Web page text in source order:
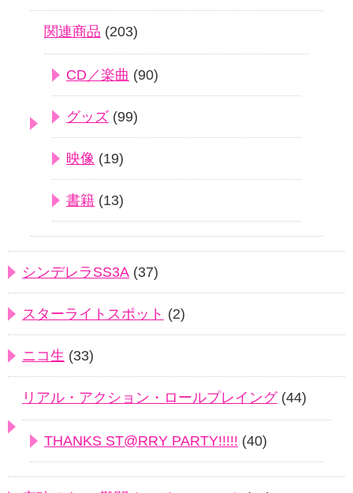
関連商品 (203)
CD／楽曲 (90)
グッズ (99)
映像 (19)
書籍 (13)
シンデレラSS3A (37)
スターライトスポット (2)
ニコ生 (33)
リアル・アクション・ロールプレイング(44)
THANKS ST@RRY PARTY!!!!! (40)